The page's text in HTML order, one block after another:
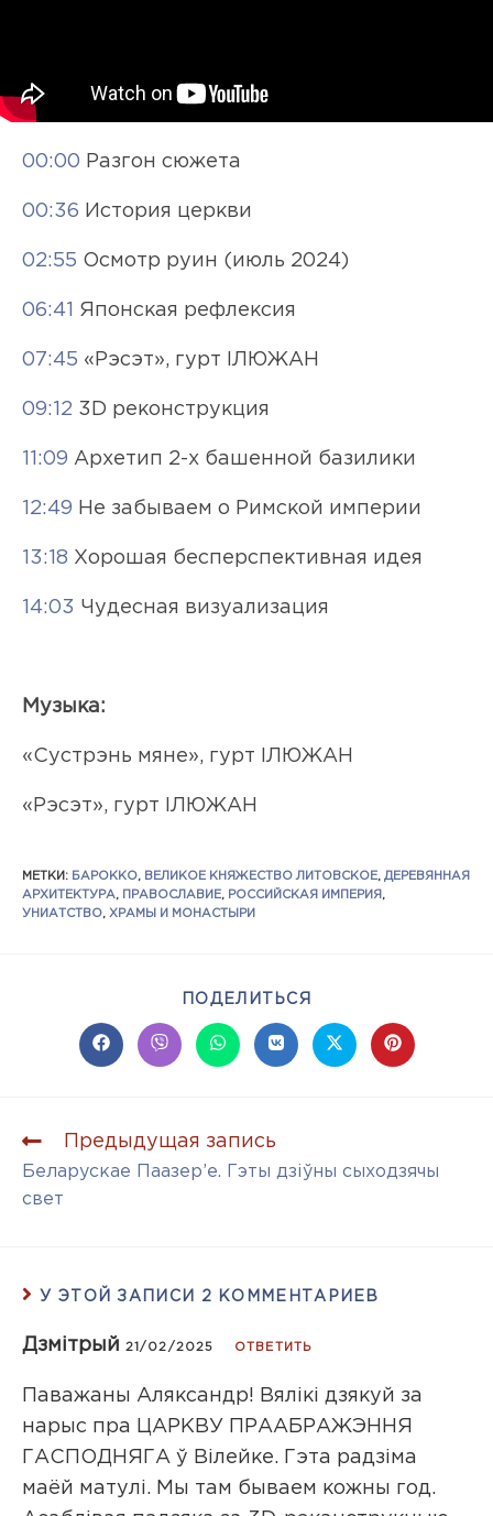
00:00 Разгон сюжета
00:36 История церкви
02:55 Осмотр руин (июль 2024)
06:41 Японская рефлексия
07:45 «Рэсэт», гурт ІЛЮЖАН
09:12 3D реконструкция
11:09 Архетип 2-х башенной базилики
12:49 Не забываем о Римской империи
13:18 Хорошая бесперспективная идея
14:03 Чудесная визуализация
Музыка:
«Сустрэнь мяне», гурт ІЛЮЖАН
«Рэсэт», гурт ІЛЮЖАН
МЕТКИ : БАРОККО, ВЕЛИКОЕ КНЯЖЕСТВО ЛИТОВСКОЕ, ДЕРЕВЯННАЯ
АРХИТЕКТУРА, ПРАВОСЛАВИЕ, РОССИЙСКАЯ ИМПЕРИЯ ,
УНИАТСТВО, ХРАМЫ И МОНАСТЫРИ
ПОДЕЛИТЬСЯ
Предыдущая запись
Беларускае Паазер’е. Гэты дзіўны сыходзячы
свет
У ЭТОЙ ЗАПИСИ 2 КОММЕНТАРИЕВ
Дзмiтрый 21/02/2025 ОТВЕТИТЬ
Паважаны Аляксандр! Вялiкi дзякуй за
нарыс пра ЦАРКВУ ПРААБРАЖЭННЯ
ГАСПОДНЯГА ў Вiлейке. Гэта радзiма
маёй матулi. Мы там бываем кожны год.